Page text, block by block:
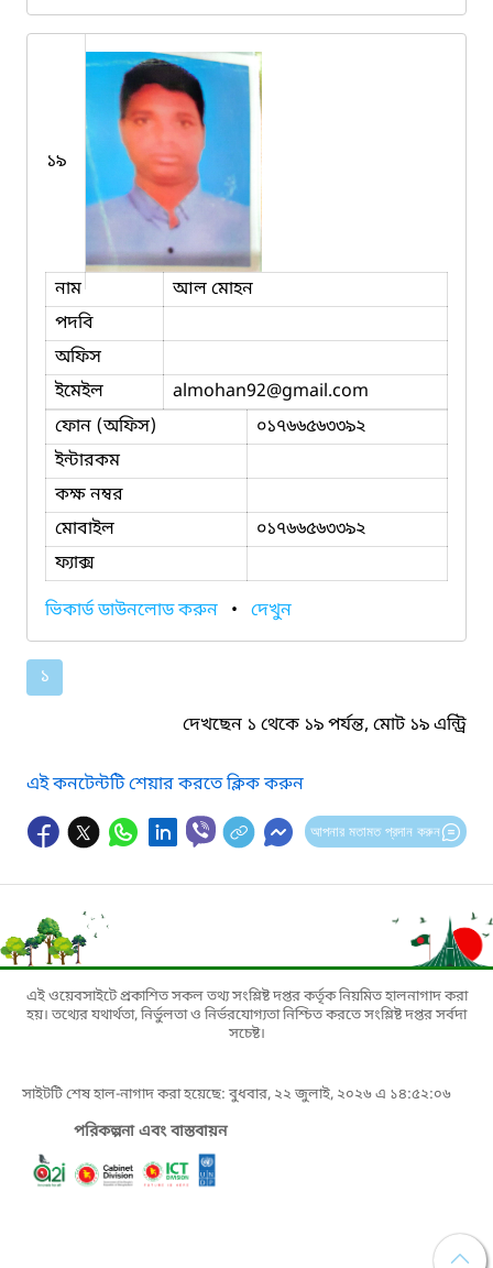
১৯
নাম
আল মোহন
পদবি
অফিস
ইমেইল
almohan92@gmail.com
ফোন (অফিস)
০১৭৬৬৫৬৩৩৯২
ইন্টারকম
কক্ষ নম্বর
মোবাইল
০১৭৬৬৫৬৩৩৯২
ফ্যাক্স
ভিকার্ড ডাউনলোড করুন • দেখুন
১
দেখছেন ১ থেকে ১৯ পর্যন্ত, মোট ১৯ এন্ট্রি
এই কনটেন্টটি শেয়ার করতে ক্লিক করুন
আপনার মতামত প্রদান করুন
এই ওয়েবসাইটে প্রকাশিত সকল তথ্য সংশ্লিষ্ট দপ্তর কর্তৃক নিয়মিত হালনাগাদ করা
হয়। তথ্যের যথার্থতা, নির্ভুলতা ও নির্ভরযোগ্যতা নিশ্চিত করতে সংশ্লিষ্ট দপ্তর সর্বদা
সচেষ্ট।
সাইটটি শেষ হাল-নাগাদ করা হয়েছে: বুধবার, ২২ জুলাই, ২০২৬ এ ১৪:৫২:০৬
পরিকল্পনা এবং বাস্তবায়ন